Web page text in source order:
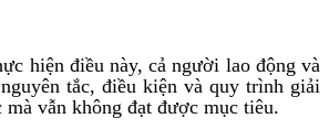
hiện điều này, cả người lao động và
tắc, điều kiện và quy trình giải
vẫn không đạt được mục tiêu.